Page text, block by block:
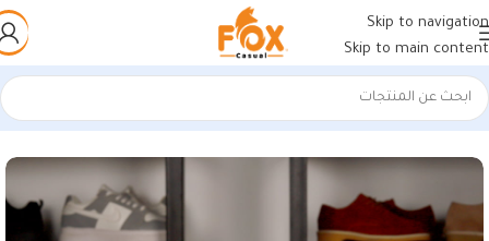
Skip to navigation
Skip to main content
الرئيسية/أحذية رجالي/كوتشي رجالي